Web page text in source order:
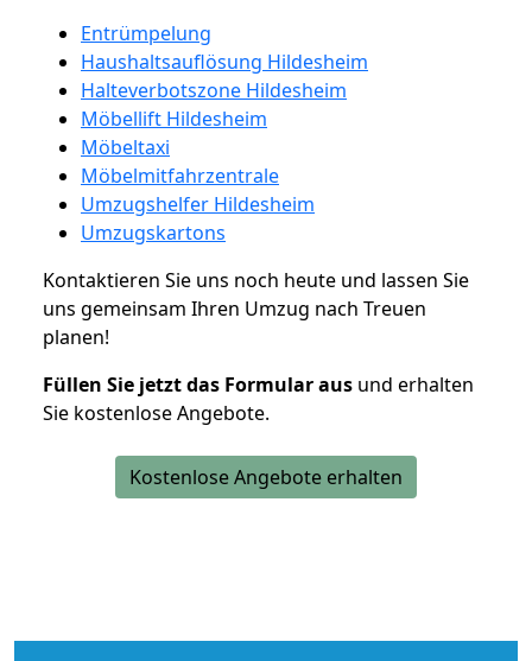
Entrümpelung
Haushaltsauflösung Hildesheim
Halteverbotszone Hildesheim
Möbellift Hildesheim
Möbeltaxi
Möbelmitfahrzentrale
Umzugshelfer Hildesheim
Umzugskartons
Kontaktieren Sie uns noch heute und lassen Sie
uns gemeinsam Ihren Umzug nach Treuen
planen!
Füllen Sie jetzt das Formular aus und erhalten
Sie kostenlose Angebote.
Kostenlose Angebote erhalten